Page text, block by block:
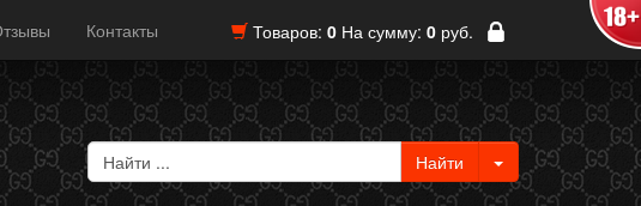
Товаров: 0 На сумму: 0 руб.
Контакты